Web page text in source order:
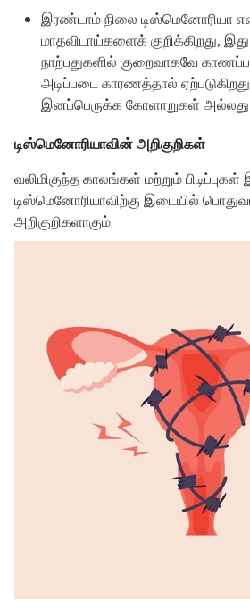
இரண்டாம் நிலை டிஸ்மெனோரியா
மாதவிடாய்களைக் குறிக்கிறது,
நாற்பதுகளில் குறைவாகவே
அடிப்படை காரணத்தால் ஏற்படுகிறது,
இனப்பெருக்க கோளாறுகள்
டிஸ்மெனோரியாவின் அறிகுறிகள்
வலிமிகுந்த காலங்கள் மற்றும்
டிஸ்மெனோரியாவிற்கு இடையில்
அறிகுறிகளாகும்.